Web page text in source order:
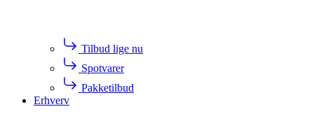
Tilbud lige nu
Spotvarer
Pakketilbud
Erhverv